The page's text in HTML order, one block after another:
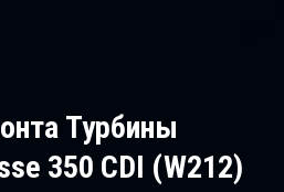
Турбины
350 CDI (W212)